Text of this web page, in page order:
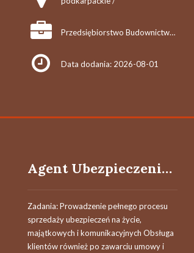
Przedsiębiorstwo Budownictwa Komunikacyjnego "MOSTKOL" Sp. z o.o.
Data dodania: 2026-08-01
Agent Ubezpieczeniowy / Agentka Ubezpieczeniowa
Zadania: Prowadzenie pełnego procesu
sprzedaży ubezpieczeń na życie,
majątkowych i komunikacyjnych Obsługa
klientów również po zawarciu umowy i